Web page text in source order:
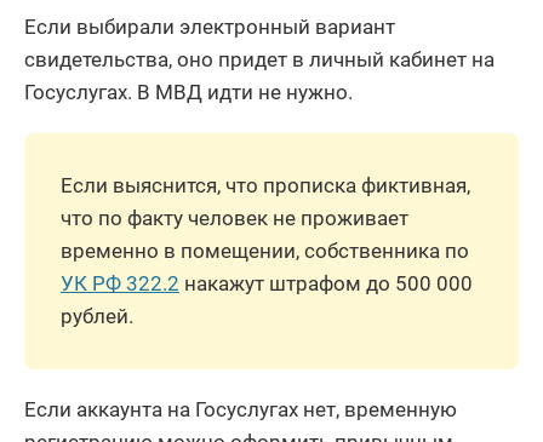
Если выбирали электронный вариант
свидетельства, оно придет в личный кабинет на
Госуслугах. В МВД идти не нужно.
Если выяснится, что прописка фиктивная,
что по факту человек не проживает
временно в помещении, собственника по
УК РФ 322.2 накажут штрафом до 500 000
рублей.
Если аккаунта на Госуслугах нет, временную